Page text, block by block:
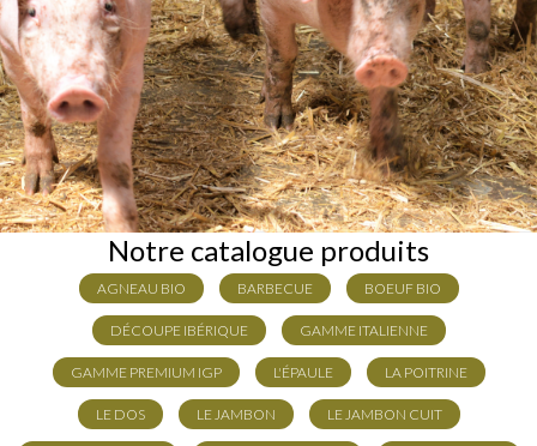
Notre catalogue produits
AGNEAU BIO BARBECUE BOEUF BIO
DÉCOUPE IBÉRIQUE GAMME ITALIENNE
GAMME PREMIUM IGP L'ÉPAULE LA POITRINE
LE DOS LE JAMBON LE JAMBON CUIT